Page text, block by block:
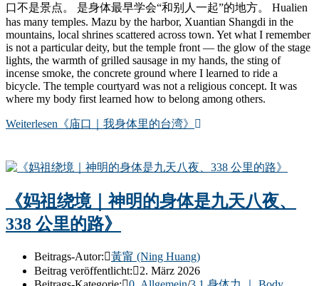
口不是景点。 是身体最早学会“和别人一起”的地方。 Hualien
has many temples. Mazu by the harbor, Xuantian Shangdi in the
mountains, local shrines scattered across town. Yet what I remember
is not a particular deity, but the temple front — the glow of the stage
lights, the warmth of grilled sausage in my hands, the sting of
incense smoke, the concrete ground where I learned to ride a
bicycle. The temple courtyard was not a religious concept. It was
where my body first learned how to belong among others.
Weiterlesen 《庙口｜我身体里的台湾》
《妈祖绕境｜神明的身体是九天八夜、
338 公里的路》
Beitrags-Autor:
黃甯 (Ning Huang)
Beitrag veröffentlicht:
2. März 2026